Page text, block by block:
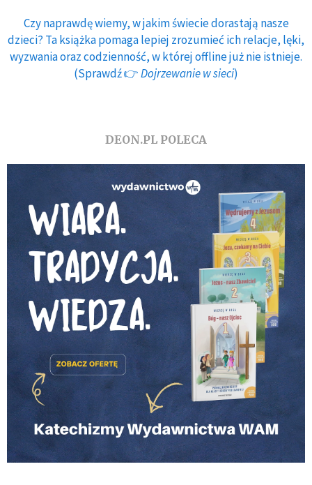
Czy naprawdę wiemy, w jakim świecie dorastają nasze
dzieci? Ta książka pomaga lepiej zrozumieć ich relacje, lęki,
wyzwania oraz codzienność, w której offline już nie istnieje.
(Sprawdź 👉Dojrzewanie w sieci)
DEON.PL POLECA